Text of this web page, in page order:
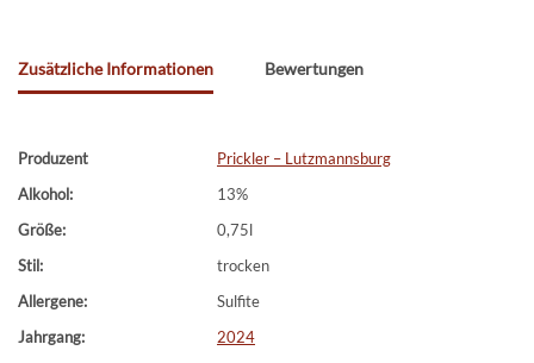
Zusätzliche Informationen Bewertungen
Produzent
Prickler – Lutzmannsburg
Alkohol:
13%
Größe:
0,75l
Stil:
trocken
Allergene:
Sulfite
Jahrgang:
2024